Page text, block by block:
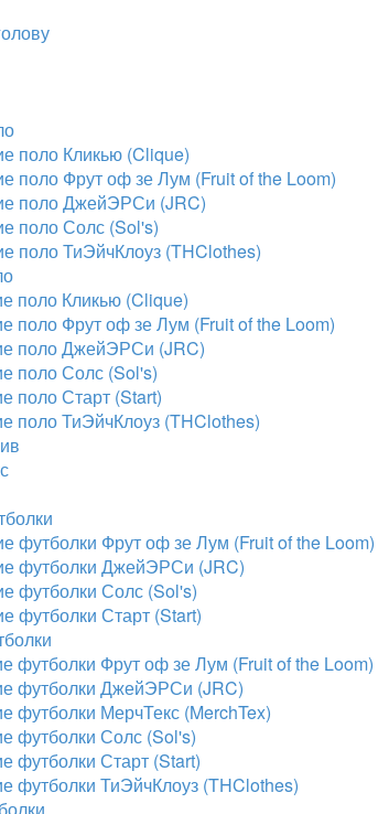
поло Кликью (Clique)
поло Фрут оф зе Лум (Fruit of the Loom)
поло ДжейЭРСи (JRC)
поло Солс (Sol's)
поло ТиЭйчКлоуз (THClothes)
поло Кликью (Clique)
поло Фрут оф зе Лум (Fruit of the Loom)
поло ДжейЭРСи (JRC)
поло Солс (Sol's)
поло Старт (Start)
поло ТиЭйчКлоуз (THClothes)
футболки Фрут оф зе Лум (Fruit of the Loom)
футболки ДжейЭРСи (JRC)
футболки Солс (Sol's)
футболки Старт (Start)
футболки Фрут оф зе Лум (Fruit of the Loom)
футболки ДжейЭРСи (JRC)
футболки МерчТекс (MerchTex)
футболки Солс (Sol's)
футболки Старт (Start)
футболки ТиЭйчКлоуз (THClothes)